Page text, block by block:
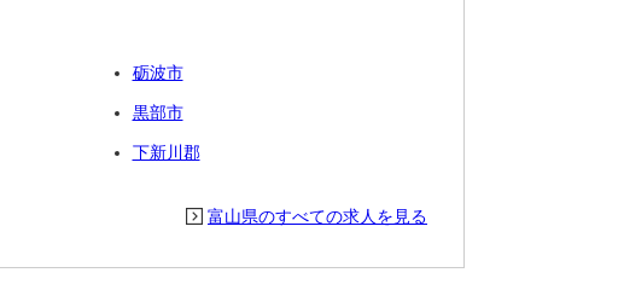
砺波市
黒部市
下新川郡
富山県のすべての求人を見る